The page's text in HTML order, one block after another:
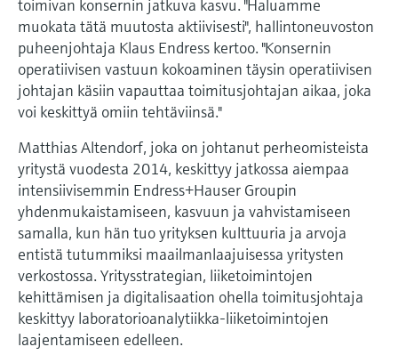
Device Viewer
Löydä tuotekohtaiset tiedot ja
dokumentaatio.
Varaosahaku
Löydä varaosat tuotteen juuren, tilauskoodin
tai sarjanumeron perusteella.
Mikroaaltomittaus
Memosens technology
Näytä kaikki
päätöksentekoa tukevan prosessin
läpinäkyvyyden ansiosta
toimivan konsernin jatkuva kasvu. "Haluamme
muokata tätä muutosta aktiivisesti", hallintoneuvoston
puheenjohtaja Klaus Endress kertoo. "Konsernin
operatiivisen vastuun kokoaminen täysin operatiivisen
johtajan käsiin vapauttaa toimitusjohtajan aikaa, joka
voi keskittyä omiin tehtäviinsä."
Matthias Altendorf, joka on johtanut perheomisteista
yritystä vuodesta 2014, keskittyy jatkossa aiempaa
intensiivisemmin Endress+Hauser Groupin
yhdenmukaistamiseen, kasvuun ja vahvistamiseen
samalla, kun hän tuo yrityksen kulttuuria ja arvoja
entistä tutummiksi maailmanlaajuisessa yritysten
verkostossa. Yritysstrategian, liiketoimintojen
kehittämisen ja digitalisaation ohella toimitusjohtaja
keskittyy laboratorioanalytiikka-liiketoimintojen
laajentamiseen edelleen.